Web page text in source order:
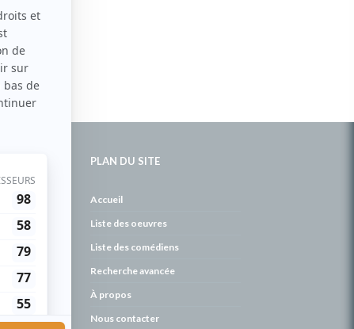
PLAN DU SITE
Accueil
Liste des oeuvres
Liste des comédiens
Recherche avancée
À propos
Nous contacter